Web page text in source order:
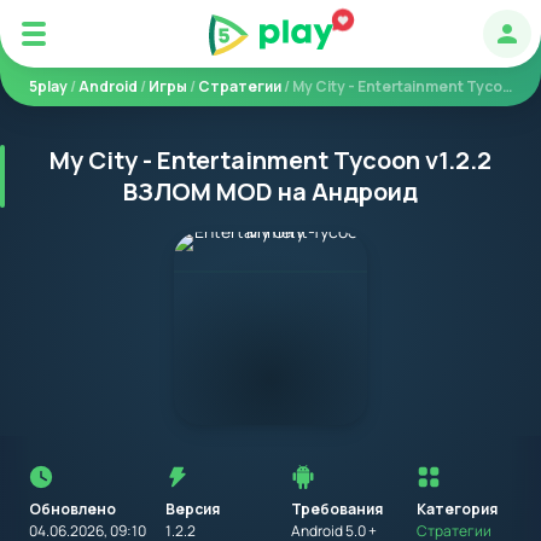
5play/Android /Игры /Стратегии/ My City - Entertainment Tycoon
My City - Entertainment Tycoon v1.2.2
ВЗЛОМ MOD на Андроид
Обновлено
04.06.2026, 09:10
Версия
1.2.2
Требования
Android 5.0 +
установкой
приложения
на
устройство
Категория
Стратегии